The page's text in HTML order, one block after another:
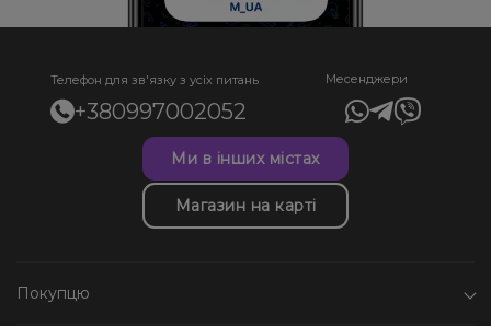
Телефон для зв'язку з усіх питань
+380997002052
Месенджери
Ми в інших містах
Магазин на карті
Покупцю